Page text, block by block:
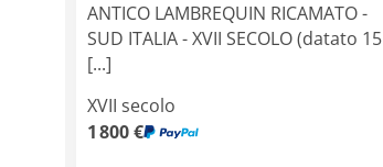
ANTICO LAMBREQUIN RICAMATO -
SUD ITALIA - XVII SECOLO (datato 15
[...]
XVII secolo
1 800 €